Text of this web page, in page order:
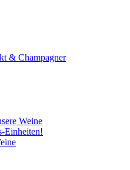
& Champagner
Weine
Einheiten!